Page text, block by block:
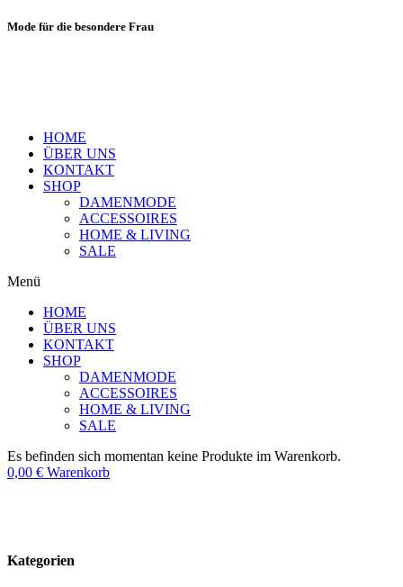
Mode für die besondere Frau
HOME
ÜBER UNS
KONTAKT
SHOP
DAMENMODE
ACCESSOIRES
HOME & LIVING
SALE
Menü
HOME
ÜBER UNS
KONTAKT
SHOP
DAMENMODE
ACCESSOIRES
HOME & LIVING
SALE
Es befinden sich momentan keine Produkte im Warenkorb.
0,00 € Warenkorb
Kategorien